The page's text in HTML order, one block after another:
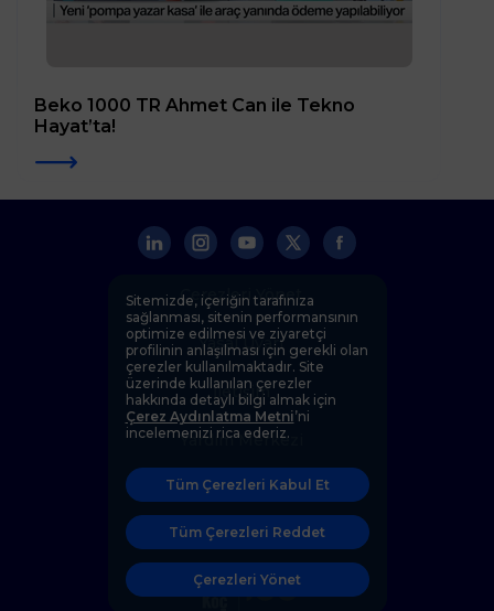
Beko 1000 TR Ahmet Can ile Tekno
Hayat’ta!
Kişisel Verilerin Korunması
Etik İlkeler ve Uyum Politikası
Çerezleri Yönet
Yasal Uyarı
İletişim
Yardım Merkezi
Sitemizde, içeriğin tarafınıza
sağlanması, sitenin performansının
optimize edilmesi ve ziyaretçi
profilinin anlaşılması için gerekli olan
çerezler kullanılmaktadır. Site
üzerinde kullanılan çerezler
hakkında detaylı bilgi almak için
Çerez Aydınlatma Metni’ni
incelemenizi rica ederiz.
Tüm Çerezleri Kabul Et
Tüm Çerezleri Reddet
Çerezleri Yönet